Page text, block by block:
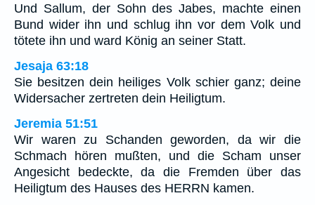
Und Sallum, der Sohn des Jabes, machte einen
Bund wider ihn und schlug ihn vor dem Volk und
tötete ihn und ward König an seiner Statt.
Jesaja 63:18
Sie besitzen dein heiliges Volk schier ganz; deine
Widersacher zertreten dein Heiligtum.
Jeremia 51:51
Wir waren zu Schanden geworden, da wir die
Schmach hören mußten, und die Scham unser
Angesicht bedeckte, da die Fremden über das
Heiligtum des Hauses des HERRN kamen.